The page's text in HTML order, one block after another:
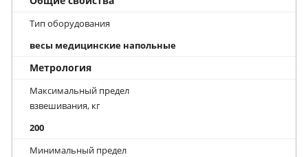
Тип оборудования
весы медицинские напольные
Метрология
Максимальный предел
взвешивания, кг
200
Минимальный предел